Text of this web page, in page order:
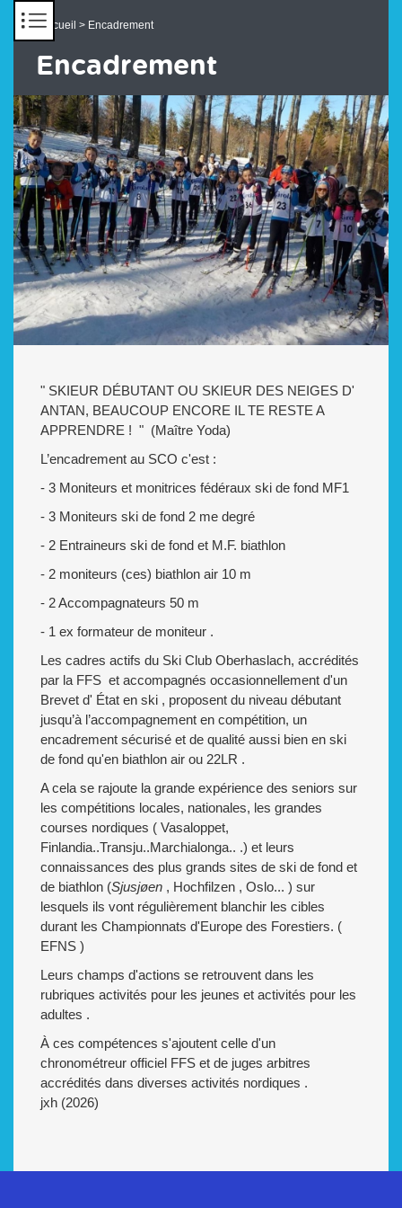
Accueil > Encadrement
Encadrement
" SKIEUR DÉBUTANT OU SKIEUR DES NEIGES D'
ANTAN, BEAUCOUP ENCORE IL TE RESTE A
APPRENDRE ! " (Maître Yoda)
L’encadrement au SCO c'est :
- 3 Moniteurs et monitrices fédéraux ski de fond MF1
- 3 Moniteurs ski de fond 2 me degré
- 2 Entraineurs ski de fond et M.F. biathlon
- 2 moniteurs (ces) biathlon air 10 m
- 2 Accompagnateurs 50 m
- 1 ex formateur de moniteur .
Les cadres actifs du Ski Club Oberhaslach, accrédités
par la FFS et accompagnés occasionnellement d'un
Brevet d' État en ski , proposent du niveau débutant
jusqu’à l’accompagnement en compétition, un
encadrement sécurisé et de qualité aussi bien en ski
de fond qu'en biathlon air ou 22LR .
A cela se rajoute la grande expérience des seniors sur
les compétitions locales, nationales, les grandes
courses nordiques ( Vasaloppet,
Finlandia..Transju..Marchialonga.. .) et leurs
connaissances des plus grands sites de ski de fond et
de biathlon (Sjusjøen , Hochfilzen , Oslo... ) sur
lesquels ils vont régulièrement blanchir les cibles
durant les Championnats d'Europe des Forestiers. (
EFNS )
Leurs champs d'actions se retrouvent dans les
rubriques activités pour les jeunes et activités pour les
adultes .
À ces compétences s'ajoutent celle d'un
chronométreur officiel FFS et de juges arbitres
accrédités dans diverses activités nordiques .
jxh (2026)